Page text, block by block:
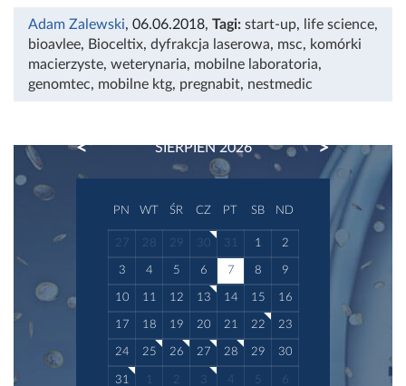
Adam Zalewski, 06.06.2018, Tagi: start-up, life science,
bioavlee, Bioceltix, dyfrakcja laserowa, msc, komórki
macierzyste, weterynaria, mobilne laboratoria,
genomtec, mobilne ktg, pregnabit, nestmedic
SIERPIEŃ 2026
PREVIOUS NEXT
PN WT ŚR CZ PT SB ND
27 28 29 30 31 1 2
3 4 5 6 7 8 9
10 11 12 13 14 15 16
17 18 19 20 21 22 23
24 25 26 27 28 29 30
31 1 2 3 4 5 6